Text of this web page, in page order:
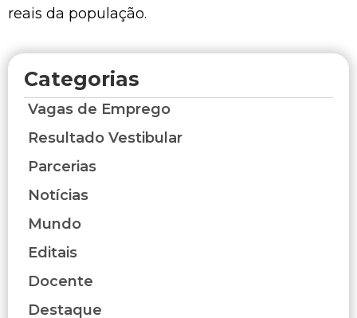
reais da população.
Categorias
Vagas de Emprego
Resultado Vestibular
Parcerias
Notícias
Mundo
Editais
Docente
Destaque